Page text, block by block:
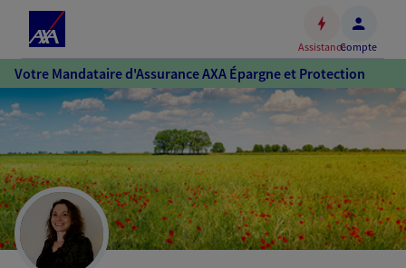
Accéder
au
contenu
principal
Accéder
au
pied
de
page
AssistanceCompte
Votre Mandataire d'Assurance AXA Épargne et Protection